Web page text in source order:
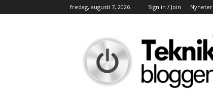
fredag, augusti 7, 2026 Sign in / Join Nyheter